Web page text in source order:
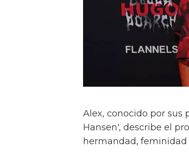
Alex, conocido por sus
Hansen', describe el
hermandad, feminidad